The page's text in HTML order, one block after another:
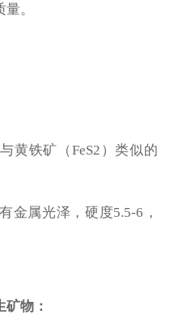
。
黄铁矿（FeS2）类似的
金属光泽，硬度5.5-6，
物：